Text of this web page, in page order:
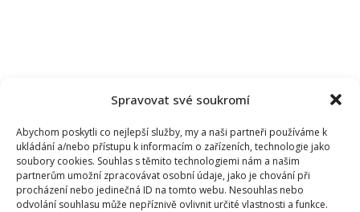
Spravovat své soukromí
Abychom poskytli co nejlepší služby, my a naši partneři používáme k
ukládání a/nebo přístupu k informacím o zařízeních, technologie jako
soubory cookies. Souhlas s těmito technologiemi nám a našim
partnerům umožní zpracovávat osobní údaje, jako je chování při
procházení nebo jedinečná ID na tomto webu. Nesouhlas nebo
odvolání souhlasu může nepříznivě ovlivnit určité vlastnosti a funkce.